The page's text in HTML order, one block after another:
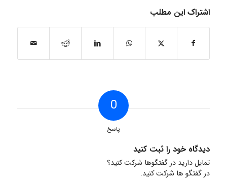
اشتراک این مطلب
0
پاسخ
دیدگاه خود را ثبت کنید
تمایل دارید در گفتگوها شرکت کنید؟
در گفتگو ها شرکت کنید.